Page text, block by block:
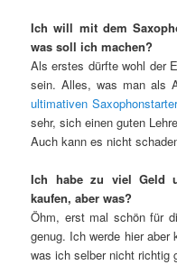
Ich will mit dem
was soll ich machen?
Als erstes dürfte wohl der
sein. Alles, was man als
ultimativen
sehr, sich einen guten
Auch kann es nicht
Ich habe zu viel Geld
kaufen, aber was?
Öhm, erst mal schön für
genug. Ich werde hier aber
was ich selber nicht richtig